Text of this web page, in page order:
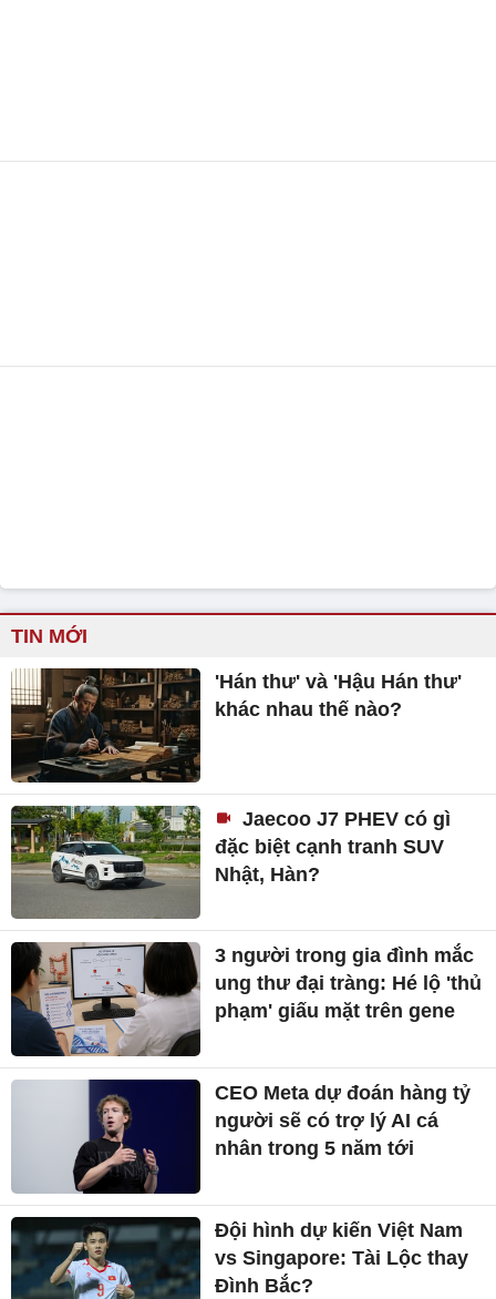
TIN MỚI
'Hán thư' và 'Hậu Hán thư'
khác nhau thế nào?
Jaecoo J7 PHEV có gì
đặc biệt cạnh tranh SUV
Nhật, Hàn?
3 người trong gia đình mắc
ung thư đại tràng: Hé lộ 'thủ
phạm' giấu mặt trên gene
CEO Meta dự đoán hàng tỷ
người sẽ có trợ lý AI cá
nhân trong 5 năm tới
Đội hình dự kiến Việt Nam
vs Singapore: Tài Lộc thay
Đình Bắc?